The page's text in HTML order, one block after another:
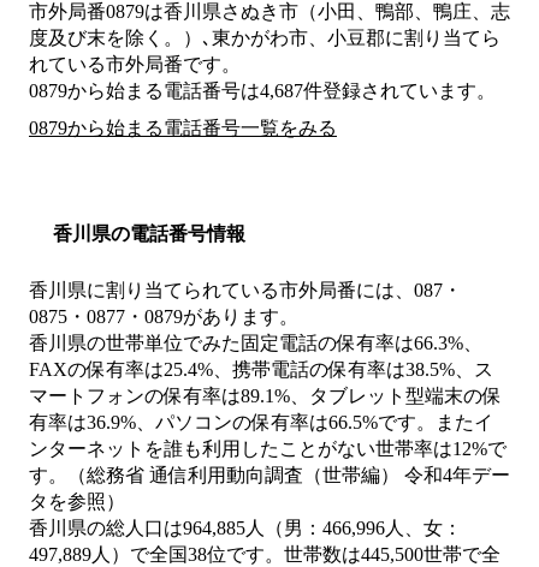
市外局番0879は香川県さぬき市（小田、鴨部、鴨庄、志
度及び末を除く。）､東かがわ市、小豆郡に割り当てら
れている市外局番です。
0879から始まる電話番号は4,687件登録されています。
0879から始まる電話番号一覧をみる
香川県の電話番号情報
香川県に割り当てられている市外局番には、087・
0875・0877・0879があります。
香川県の世帯単位でみた固定電話の保有率は66.3%、
FAXの保有率は25.4%、携帯電話の保有率は38.5%、ス
マートフォンの保有率は89.1%、タブレット型端末の保
有率は36.9%、パソコンの保有率は66.5%です。またイ
ンターネットを誰も利用したことがない世帯率は12%で
す。（総務省 通信利用動向調査（世帯編） 令和4年デー
タを参照）
香川県の総人口は964,885人（男：466,996人、女：
497,889人）で全国38位です。世帯数は445,500世帯で全